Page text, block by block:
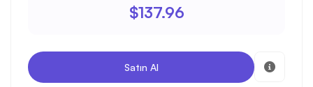
$137.96
Satın Al